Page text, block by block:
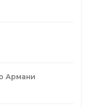
Армани